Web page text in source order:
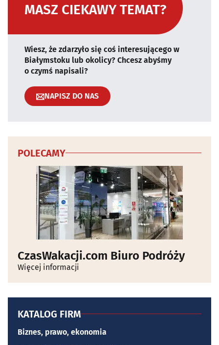
MASZ CIEKAWY TEMAT?
Wiesz, że zdarzyło się coś interesującego w
Białymstoku lub okolicy? Chcesz abyśmy
o czymś napisali?
NAPISZ DO NAS
POLECAMY
CzasWakacji.com Biuro Podróży
Więcej informacji
KATALOG FIRM
Biznes, prawo, ekonomia